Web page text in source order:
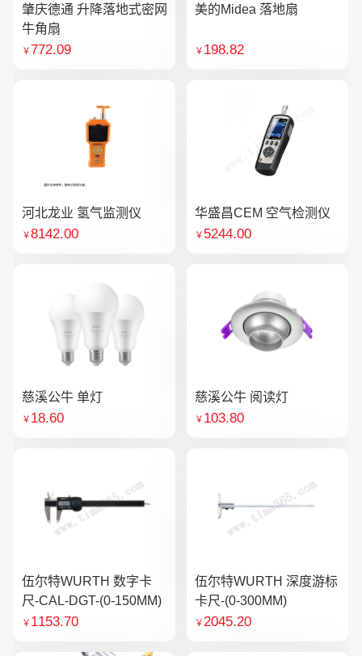
肇庆德通 升降落地式密网
牛角扇
￥772.09
美的Midea 落地扇
￥ 198.82
河北龙业 氢气监测仪
￥8142.00
华盛昌CEM 空气检测仪
￥ 5244.00
慈溪公牛 单灯
￥ 18.60
慈溪公牛 阅读灯
￥ 103.80
伍尔特WURTH 数字卡
尺-CAL-DGT-(0-150MM)
￥ 1153.70
伍尔特WURTH 深度游标
卡尺-(0-300MM)
￥2045.20